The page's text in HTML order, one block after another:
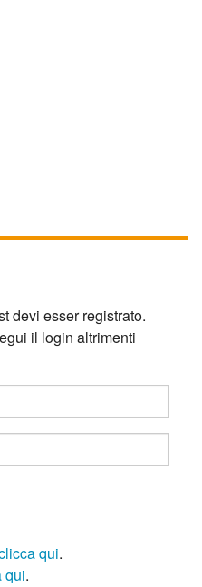
devi esser registrato.
il login altrimenti
qui.
qui.